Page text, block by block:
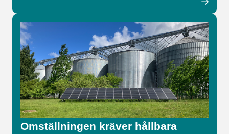
Omställningen kräver hållbara